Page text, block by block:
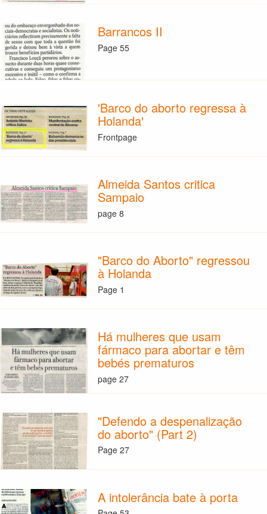
Barrancos II
Page 55
'Barco do aborto regressa à
Holanda'
Frontpage
Almeida Santos critica
Sampaio
page 8
"Barco do Aborto" regressou
à Holanda
Page 1
Há mulheres que usam
fármaco para abortar e têm
bebés prematuros
page 27
"Defendo a despenalização
do aborto" (Part 2)
Page 27
A intolerância bate à porta